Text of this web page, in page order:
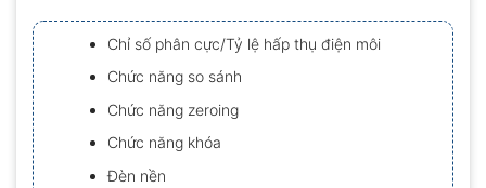
xếp
hạng
0.0
5
sao
Chỉ số phân cực/Tỷ lệ hấp thụ điện môi
Chức năng so sánh
Chức năng zeroing
Chức năng khóa
Đèn nền